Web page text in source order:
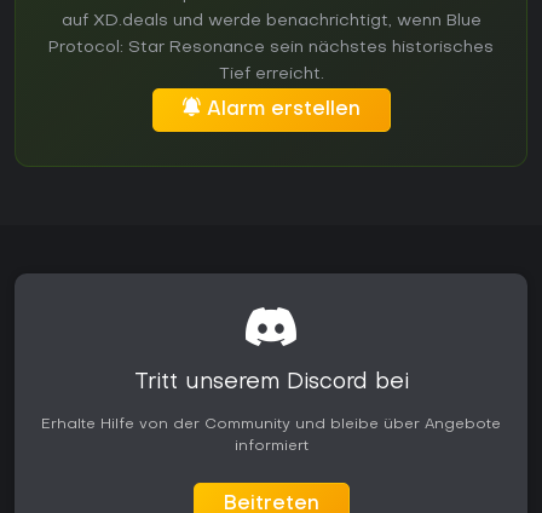
auf XD.deals und werde benachrichtigt, wenn Blue
Protocol: Star Resonance sein nächstes historisches
Tief erreicht.
Alarm erstellen
Tritt unserem Discord bei
Erhalte Hilfe von der Community und bleibe über Angebote
informiert
Beitreten